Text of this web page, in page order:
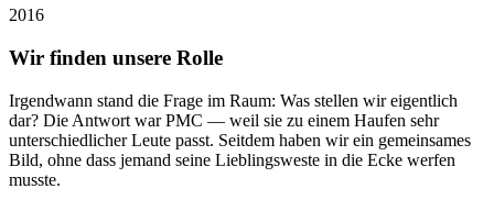
2016
Wir finden unsere Rolle
Irgendwann stand die Frage im Raum: Was stellen wir eigentlich
dar? Die Antwort war PMC — weil sie zu einem Haufen sehr
unterschiedlicher Leute passt. Seitdem haben wir ein gemeinsames
Bild, ohne dass jemand seine Lieblingsweste in die Ecke werfen
musste.